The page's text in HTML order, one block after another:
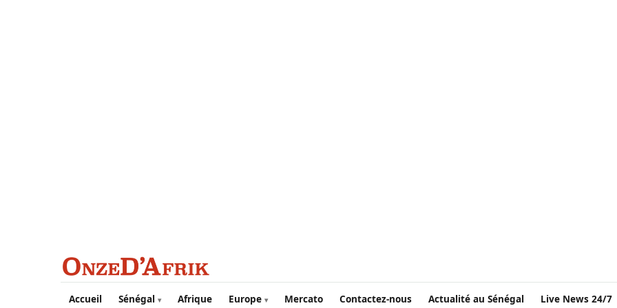
Aller au contenu principal
Accueil Sénégal Afrique Europe Mercato Contactez-nous Actualité au Sénégal Live News 24/7